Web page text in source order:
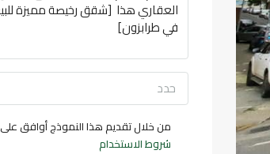
حدد
من خلال تقديم هذا النموذج أوافق على
شروط الاستخدام